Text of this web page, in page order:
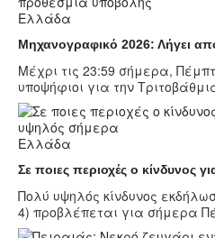
Ελλάδα
Μηχανογραφικό 2026: Λήγει
Μέχρι τις 23:59 σήμερα,
υποψήφιοι για την
Ελλάδα
Σε ποιες περιοχές ο κίνδυνος
Πολύ υψηλός κίνδυνος
4) προβλέπεται για σήμερα